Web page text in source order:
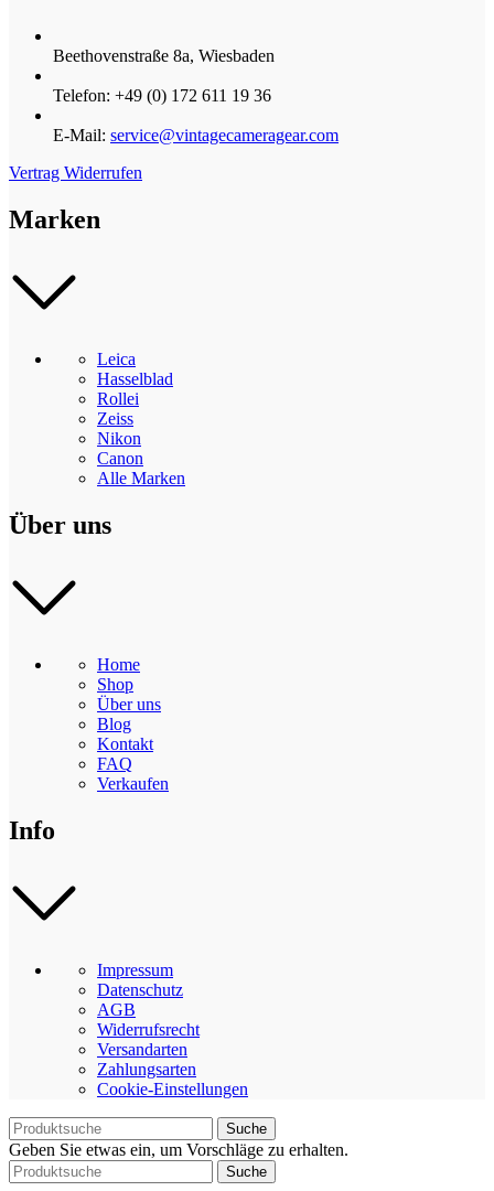
Beethovenstraße 8a, Wiesbaden
Telefon: +49 (0) 172 611 19 36
E-Mail: service@vintagecameragear.com
Vertrag Widerrufen
Marken
Leica
Hasselblad
Rollei
Zeiss
Nikon
Canon
Alle Marken
Über uns
Home
Shop
Über uns
Blog
Kontakt
FAQ
Verkaufen
Info
Impressum
Datenschutz
AGB
Widerrufsrecht
Versandarten
Zahlungsarten
Cookie-Einstellungen
Suche
Geben Sie etwas ein, um Vorschläge zu erhalten.
Suche